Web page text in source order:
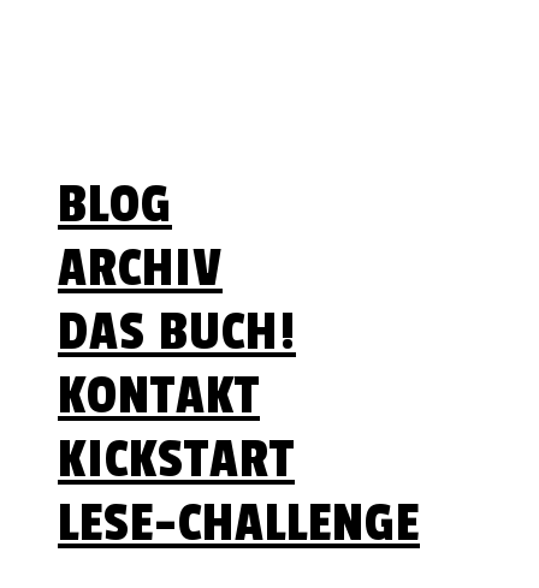
BLOG
ARCHIV
DAS BUCH!
KONTAKT
KICKSTART
LESE-CHALLENGE